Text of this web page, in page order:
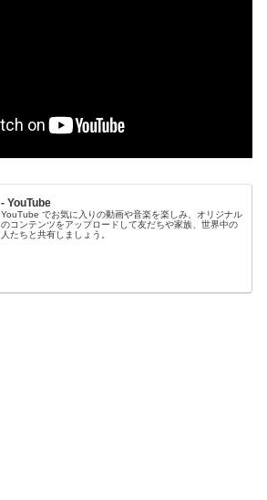
- YouTube
YouTube でお気に入りの動画や音楽を楽しみ、オリジナル
のコンテンツをアップロードして友だちや家族、世界中の
人たちと共有しましょう。